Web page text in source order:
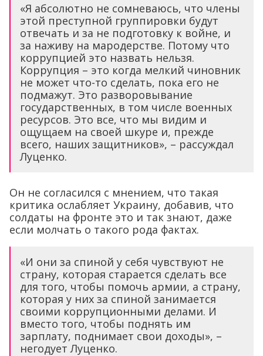
«Я абсолютно не сомневаюсь, что члены
этой преступной группировки будут
отвечать и за не подготовку к войне, и
за наживу на мародерстве. Потому что
коррупцией это назвать нельзя.
Коррупция – это когда мелкий чиновник
не может что-то сделать, пока его не
подмажут. Это разворовывание
государственных, в том числе военных
ресурсов. Это все, что мы видим и
ощущаем на своей шкуре и, прежде
всего, наших защитников», – рассуждал
Луценко.
Он не согласился с мнением, что такая
критика ослабляет Украину, добавив, что
солдаты на фронте это и так знают, даже
если молчать о такого рода фактах.
«И они за спиной у себя чувствуют не
страну, которая старается сделать все
для того, чтобы помочь армии, а страну,
которая у них за спиной занимается
своими коррупционными делами. И
вместо того, чтобы поднять им
зарплату, поднимает свои доходы», –
негодует Луценко.